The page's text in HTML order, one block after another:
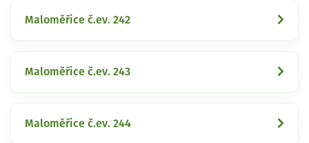
Maloměřice č.ev. 242
Maloměřice č.ev. 243
Maloměřice č.ev. 244